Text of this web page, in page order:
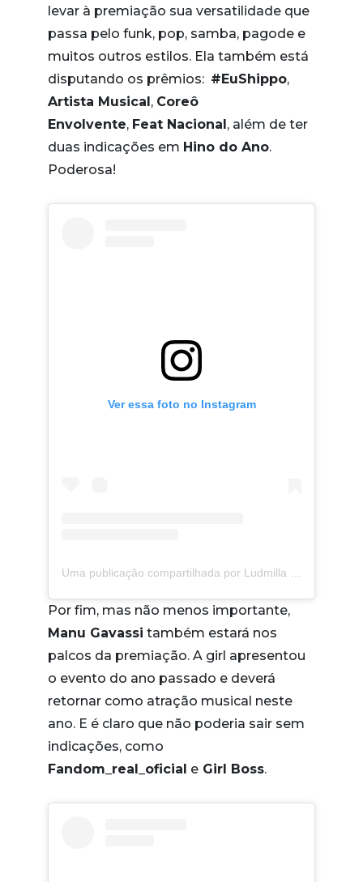
levar à premiação sua versatilidade que
passa pelo funk, pop, samba, pagode e
muitos outros estilos. Ela também está
disputando os prêmios: #EuShippo,
Artista Musical, Coreô
Envolvente, Feat Nacional, além de ter
duas indicações em Hino do Ano.
Poderosa!
Ver essa foto no Instagram
Uma publicação compartilhada por Ludmilla (@ludmilla)
Por fim, mas não menos importante,
Manu Gavassi também estará nos
palcos da premiação. A girl apresentou
o evento do ano passado e deverá
retornar como atração musical neste
ano. E é claro que não poderia sair sem
indicações, como
Fandom_real_oficial e Girl Boss.